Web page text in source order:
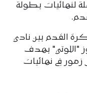
لنهائيات بطولة
القدم بين نادي
"اللوتي" بهدف
زمور في نهائيات